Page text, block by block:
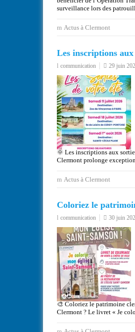
surveillance lors des
Actus à Clermont
Les inscriptions aux
communication 29 juin
🌞 Les inscriptions aux
Clermont prolonge
Actus à Clermont
Coloriez le
communication 30 juin
🎨 Coloriez le patrimoine
Clermont ? Le livret « Je